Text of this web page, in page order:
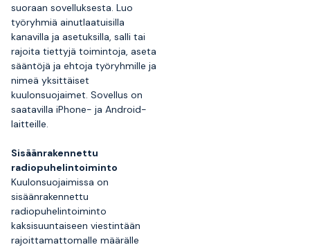
suoraan sovelluksesta. Luo
työryhmiä ainutlaatuisilla
kanavilla ja asetuksilla, salli tai
rajoita tiettyjä toimintoja, aseta
sääntöjä ja ehtoja työryhmille ja
nimeä yksittäiset
kuulonsuojaimet. Sovellus on
saatavilla iPhone- ja Android-
laitteille.
Sisäänrakennettu
radiopuhelintoiminto
Kuulonsuojaimissa on
sisäänrakennettu
radiopuhelintoiminto
kaksisuuntaiseen viestintään
rajoittamattomalle määrälle